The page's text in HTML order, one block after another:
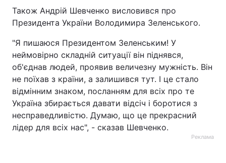
Також Андрій Шевченко висловився про
Президента України Володимира Зеленського.
"Я пишаюся Президентом Зеленським! У
неймовірно складній ситуації він піднявся,
об'єднав людей, проявив величезну мужність. Він
не поїхав з країни, а залишився тут. І це стало
відмінним знаком, посланням для всіх про те
Україна збирається давати відсіч і боротися з
несправедливістю. Думаю, що це прекрасний
лідер для всіх нас", - сказав Шевченко.
Реклама